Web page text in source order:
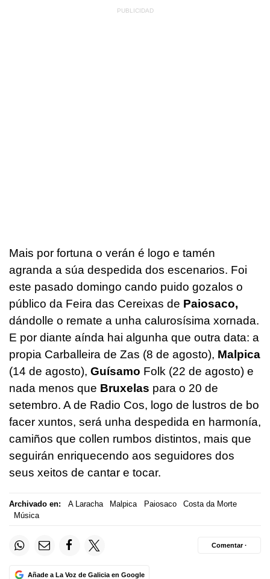
Mais por fortuna o verán é logo e tamén
agranda a súa despedida dos escenarios. Foi
este pasado domingo cando puido gozalos o
público da Feira das Cereixas de Paiosaco,
dándolle o remate a unha calurosísima xornada.
E por diante aínda hai algunha que outra data: a
propia Carballeira de Zas (8 de agosto), Malpica
(14 de agosto), Guísamo Folk (22 de agosto) e
nada menos que Bruxelas para o 20 de
setembro. A de Radio Cos, logo de lustros de bo
facer xuntos, será unha despedida en harmonía,
camiños que collen rumbos distintos, mais que
seguirán enriquecendo aos seguidores dos
seus xeitos de cantar e tocar.
Archivado en: A Laracha Malpica Paiosaco
Costa da Morte
Música
Añade a La Voz de Galicia en Google
Comentar ·